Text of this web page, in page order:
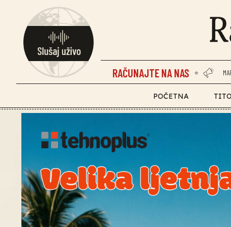
RAČUNAJTE NA NAS
POČETNA